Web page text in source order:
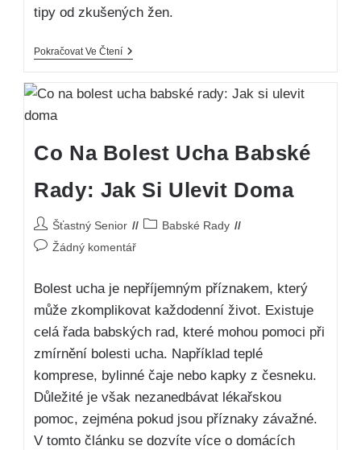
tipy od zkušených žen.
Pokračovat Ve Čtení
Co Na Bolest Ucha Babské
Rady: Jak Si Ulevit Doma
Šťastný Senior
Babské Rady
Žádný komentář
Bolest ucha je nepříjemným příznakem, který
může zkomplikovat každodenní život. Existuje
celá řada babských rad, které mohou pomoci při
zmírnění bolesti ucha. Například teplé
komprese, bylinné čaje nebo kapky z česneku.
Důležité je však nezanedbávat lékařskou
pomoc, zejména pokud jsou příznaky závažné.
V tomto článku se dozvíte více o domácích